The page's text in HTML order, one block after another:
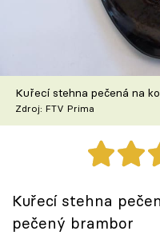
Škola vaření
Speciál: Cuketa
Těhotnej kuchař
Přihlášení
Kuřecí stehna pečená na
Zdroj: FTV Prima
Kuřecí stehna
pečený brambor